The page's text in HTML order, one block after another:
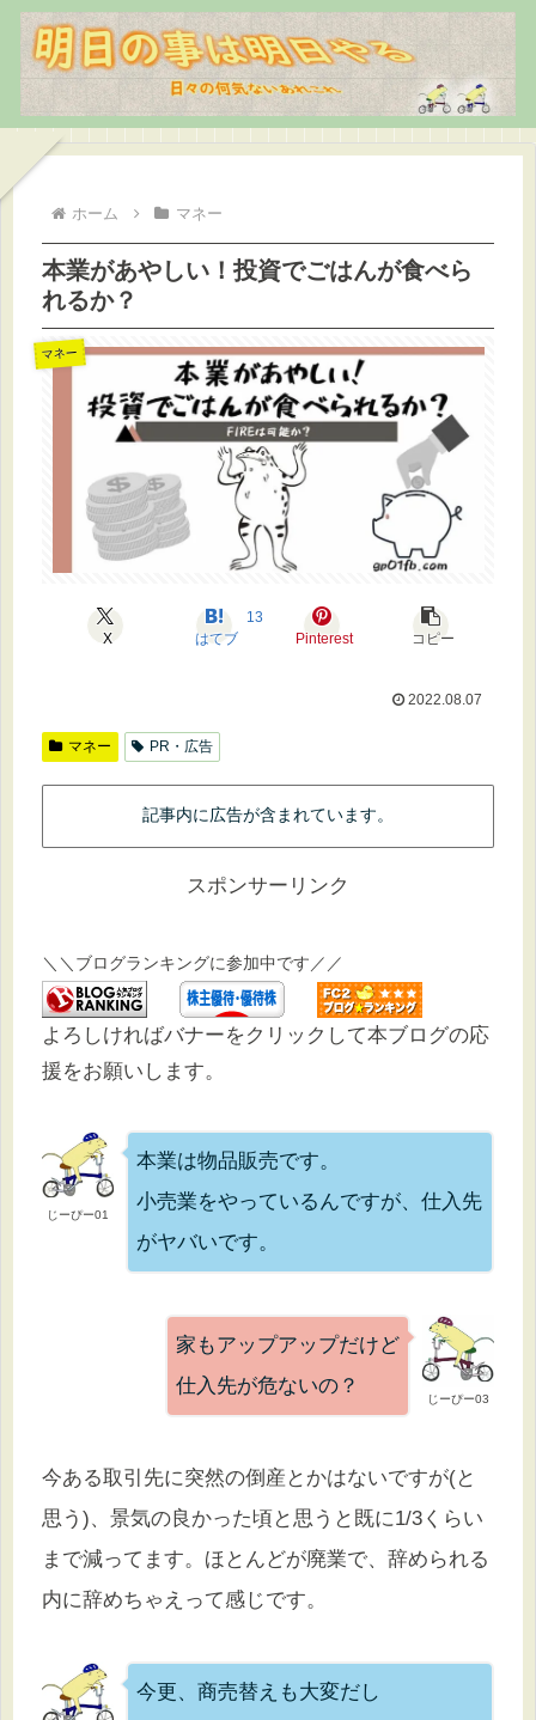
ホーム マネー
本業があやしい！投資でごはんが食べら
れるか？
マネー
X はてブ
13
Pinterest
コピー
2022.08.07
マネー PR・広告
記事内に広告が含まれています。
スポンサーリンク
＼＼ブログランキングに参加中です／／
よろしければバナーをクリックして本ブログの応
援をお願いします。
じーぴー01
本業は物品販売です。
小売業をやっているんですが、仕入先
がヤバいです。
じーぴー03
家もアップアップだけど
仕入先が危ないの？
今ある取引先に突然の倒産とかはないですが(と
思う)、景気の良かった頃と思うと既に1/3くらい
まで減ってます。ほとんどが廃業で、辞められる
内に辞めちゃえって感じです。
今更、商売替えも大変だし